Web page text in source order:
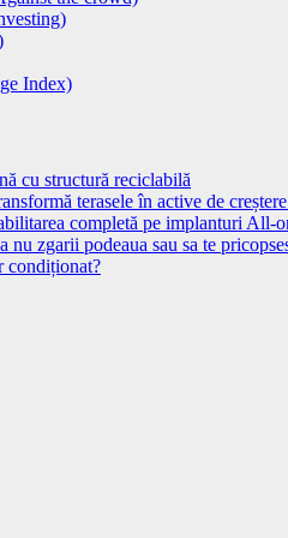
Index)
cu structură reciclabilă
terasele în active de
completă pe implanturi All-
zgarii podeaua sau sa te
condiționat?